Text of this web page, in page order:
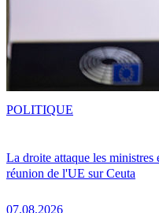
La droite attaque les ministres
réunion de l'UE sur Ceuta
07.08.2026
POLITIQUE